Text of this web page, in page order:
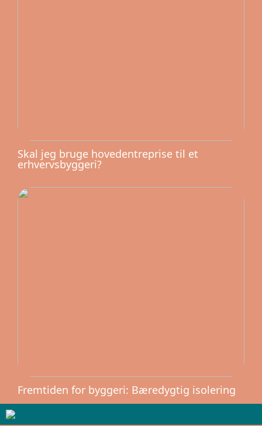
Skal jeg bruge hovedentreprise til et
erhvervsbyggeri?
Fremtiden for byggeri: Bæredygtig isolering